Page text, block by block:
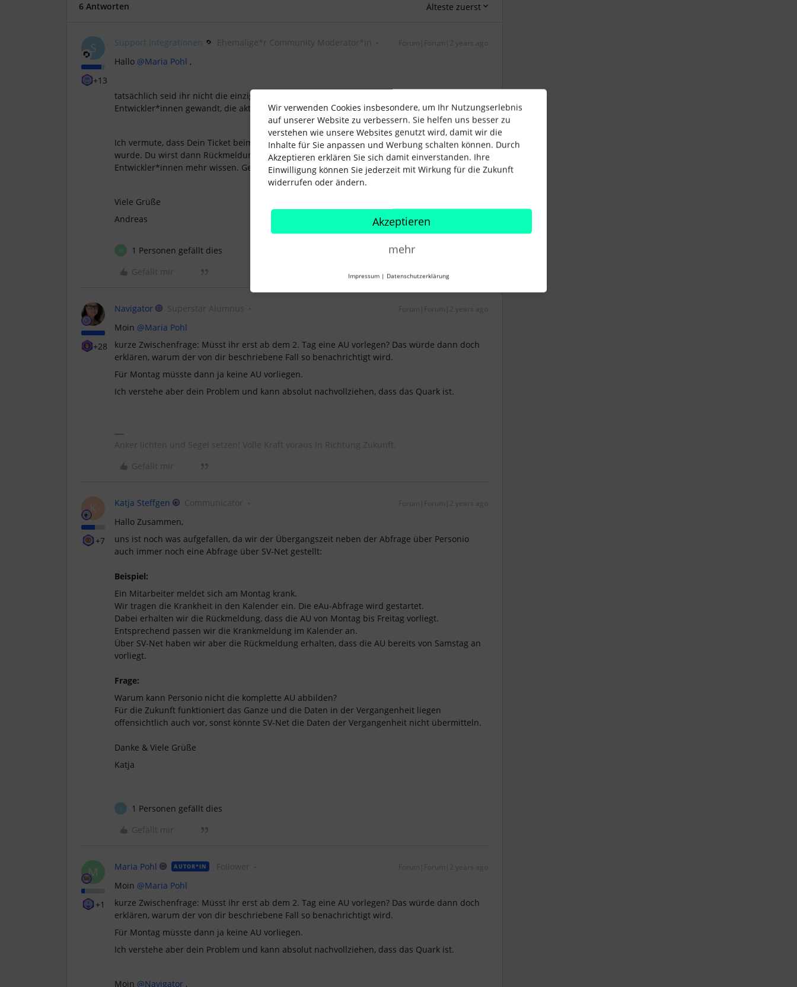
6 Antworten Älteste zuerst
S
+13
Support Integrationen Ehemalige*r Community Moderator*in Forum|Forum|2 years ago
Hallo @Maria Pohl ,
tatsächlich seid ihr nicht die einzigen, das Support-Team hat sich auch an die
Entwickler*innen gewandt, die aktuell dabei sind, den Fall zu überprüfen.
Ich vermute, dass Dein Ticket beim Support entsprechend auch noch nicht geschlossen
wurde. Du wirst dann Rückmeldung erhalten, sobald das Support-Team von den
Entwickler*innen mehr wissen. Gerne kannst Du das Ganze dann auch hier teilen.
Viele Grüße
Andreas
M
1 Personen gefällt dies
Gefällt mir
+28
Navigator Superstar Alumnus Forum|Forum|2 years ago
Moin @Maria Pohl
kurze Zwischenfrage: Müsst ihr erst ab dem 2. Tag eine AU vorlegen? Das würde dann doch
erklären, warum der von dir beschriebene Fall so benachrichtigt wird.
Für Montag müsste dann ja keine AU vorliegen.
Ich verstehe aber dein Problem und kann absolut nachvollziehen, dass das Quark ist.
Anker lichten und Segel setzen! Volle Kraft voraus in Richtung Zukunft.
Gefällt mir
K
+7
Katja Steffgen Communicator Forum|Forum|2 years ago
Hallo Zusammen,
uns ist noch was aufgefallen, da wir der Übergangszeit neben der Abfrage über Personio
auch immer noch eine Abfrage über SV-Net gestellt:
Beispiel:
Ein Mitarbeiter meldet sich am Montag krank.
Wir tragen die Krankheit in den Kalender ein. Die eAu-Abfrage wird gestartet.
Dabei erhalten wir die Rückmeldung, dass die AU von Montag bis Freitag vorliegt.
Entsprechend passen wir die Krankmeldung im Kalender an.
Über SV-Net haben wir aber die Rückmeldung erhalten, dass die AU bereits von Samstag an
vorliegt.
Frage:
Warum kann Personio nicht die komplette AU abbilden?
Für die Zukunft funktioniert das Ganze und die Daten in der Vergangenheit liegen
offensichtlich auch vor, sonst könnte SV-Net die Daten der Vergangenheit nicht übermitteln.
Danke & Viele Grüße
Katja
1 Personen gefällt dies
Gefällt mir
M
+1
Maria Pohl AUTOR*IN Follower Forum|Forum|2 years ago
Moin @Maria Pohl
kurze Zwischenfrage: Müsst ihr erst ab dem 2. Tag eine AU vorlegen? Das würde dann doch
erklären, warum der von dir beschriebene Fall so benachrichtigt wird.
Für Montag müsste dann ja keine AU vorliegen.
Ich verstehe aber dein Problem und kann absolut nachvollziehen, dass das Quark ist.
Moin @Navigator ,
Wir verwenden Cookies insbesondere, um Ihr Nutzungserlebnis
auf unserer Website zu verbessern. Sie helfen uns besser zu
verstehen wie unsere Websites genutzt wird, damit wir die
Inhalte für Sie anpassen und Werbung schalten können. Durch
Akzeptieren erklären Sie sich damit einverstanden. Ihre
Einwilligung können Sie jederzeit mit Wirkung für die Zukunft
widerrufen oder ändern.
Akzeptieren
mehr
Impressum | Datenschutzerklärung